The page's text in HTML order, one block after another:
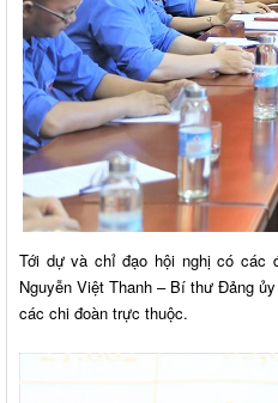
Tới dự và chỉ đạo hội nghị có các
Nguyễn Việt Thanh – Bí thư Đảng
các chi đoàn trực thuộc.